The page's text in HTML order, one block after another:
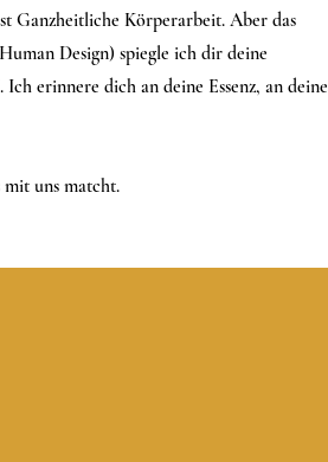
Ganzheitliche Körperarbeit. Aber das
Design) spiegle ich dir deine
erinnere dich an deine Essenz, an deine
mit uns matcht.